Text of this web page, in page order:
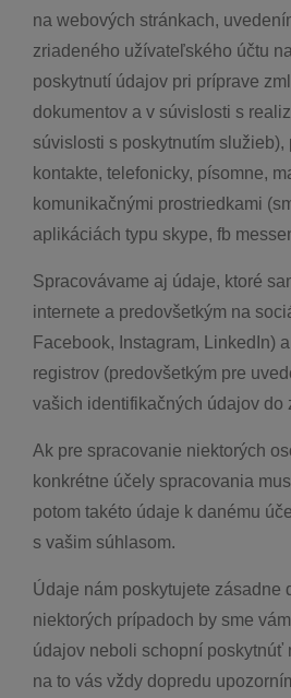
na webových stránkach,
zriadeného užívateľského účtu
poskytnutí údajov pri príprave
dokumentov a v súvislosti s
súvislosti s poskytnutím služieb),
kontakte, telefonicky, písomne,
komunikačnými prostriedkami
aplikáciách typu skype, fb
Spracovávame aj údaje, ktoré
internete a predovšetkým na
Facebook, Instagram, LinkedIn)
registrov (predovšetkým pre
vašich identifikačných údajov do
Ak pre spracovanie niektorých
konkrétne účely spracovania
potom takéto údaje k danému
s vašim súhlasom.
Údaje nám poskytujete zásadne
niektorých prípadoch by sme
údajov neboli schopní poskytnúť
na to vás vždy dopredu